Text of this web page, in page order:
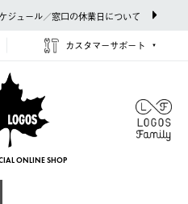
ュール／窓口の休業日について
カスタマーサポート
ONLINE SHOP